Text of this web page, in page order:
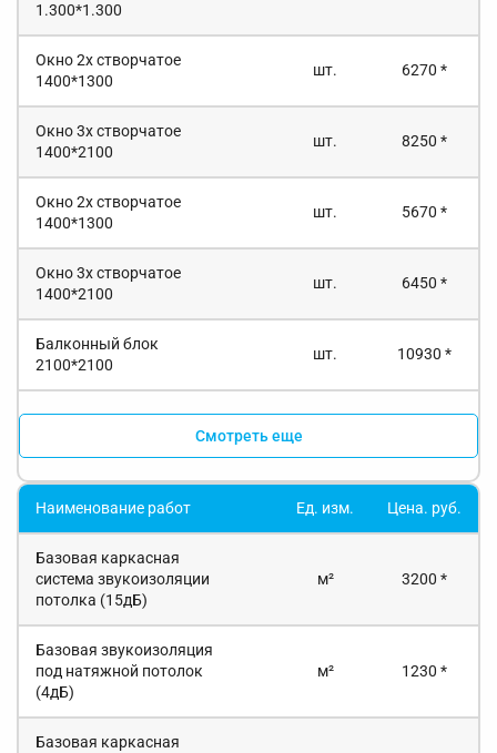
1.300*1.300
Окно 2х створчатое
1400*1300
шт. 6270 *
Окно 3х створчатое
1400*2100
шт. 8250 *
Окно 2х створчатое
1400*1300
шт. 5670 *
Окно 3х створчатое
1400*2100
шт. 6450 *
Балконный блок
2100*2100
шт. 10930 *
Смотреть еще
Наименование работ Ед. изм. Цена. руб.
Базовая каркасная
система звукоизоляции
потолка (15дБ)
м² 3200 *
Базовая звукоизоляция
под натяжной потолок
(4дБ)
м² 1230 *
Базовая каркасная